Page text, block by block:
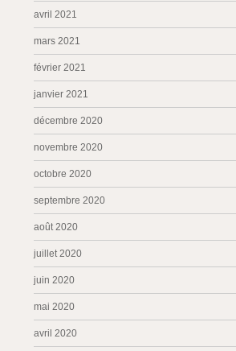
avril 2021
mars 2021
février 2021
janvier 2021
décembre 2020
novembre 2020
octobre 2020
septembre 2020
août 2020
juillet 2020
juin 2020
mai 2020
avril 2020